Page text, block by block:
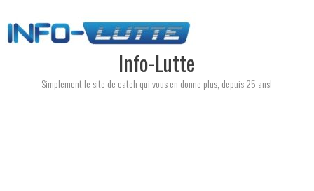
to
content
Info-Lutte
Simplement le site de catch qui vous en donne plus, depuis 25 ans!